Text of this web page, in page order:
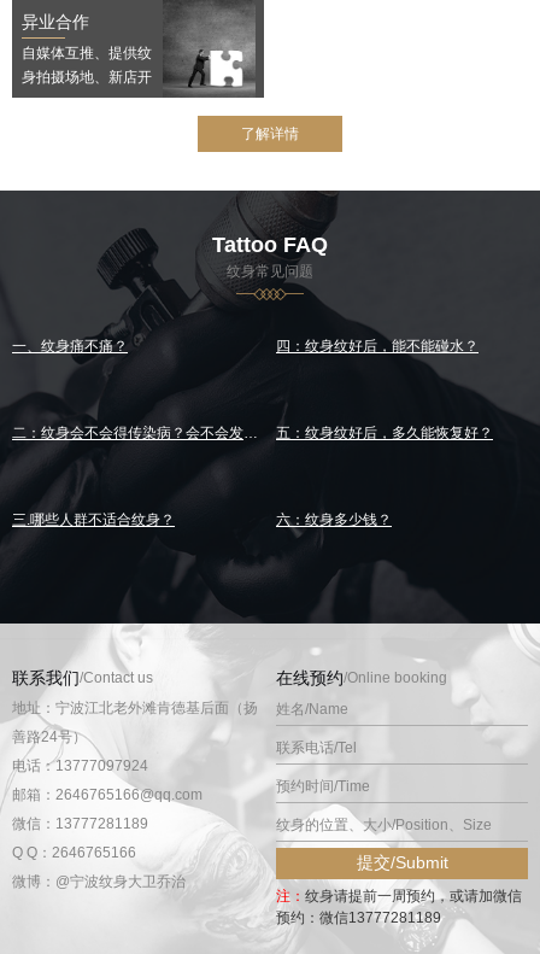
式、中国风等，坚持
设计第一
异业合作
自媒体互推、提供纹
身拍摄场地、新店开
业可住纹身师现场纹
了解详情
Tattoo FAQ
纹身常见问题
一、纹身痛不痛？ 四：纹身纹好后，能不能碰水？
二：纹身会不会得传染病？会不会发炎？ 五：纹身纹好后，多久能恢复好？
三.哪些人群不适合纹身？ 六：纹身多少钱？
联系我们/Contact us
地址：宁波江北老外滩肯德基后面（扬
善路24号）
电话：13777097924
邮箱：2646765166@qq.com
微信：13777281189
Q Q：2646765166
微博：@宁波纹身大卫乔治
在线预约/Online booking
注： 纹身请提前一周预约，或请加微信
预约：微信13777281189